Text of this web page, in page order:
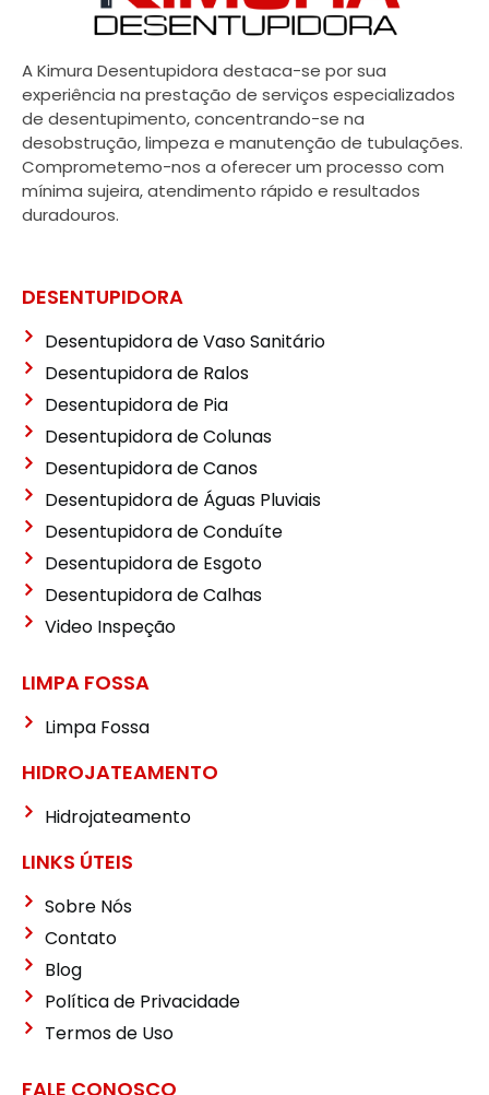
A Kimura Desentupidora destaca-se por sua
experiência na prestação de serviços especializados
de desentupimento, concentrando-se na
desobstrução, limpeza e manutenção de tubulações.
Comprometemo-nos a oferecer um processo com
mínima sujeira, atendimento rápido e resultados
duradouros.
DESENTUPIDORA
Desentupidora de Vaso Sanitário
Desentupidora de Ralos
Desentupidora de Pia
Desentupidora de Colunas
Desentupidora de Canos
Desentupidora de Águas Pluviais
Desentupidora de Conduíte
Desentupidora de Esgoto
Desentupidora de Calhas
Video Inspeção
LIMPA FOSSA
Limpa Fossa
HIDROJATEAMENTO
Hidrojateamento
LINKS ÚTEIS
Sobre Nós
Contato
Blog
Política de Privacidade
Termos de Uso
FALE CONOSCO